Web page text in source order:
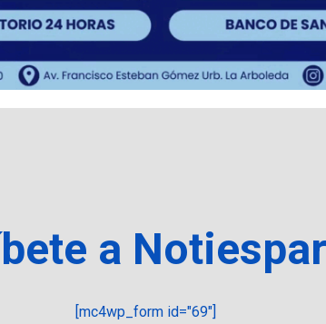
a
[mc4wp_form id="69"]